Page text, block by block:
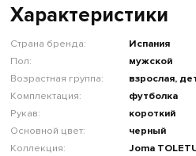
Характеристики
Страна бренда:
Испания
Пол:
мужской
Возрастная группа:
взрослая,
Комплектация:
футболка
Рукав:
короткий
Основной цвет:
черный
Коллекция:
Joma